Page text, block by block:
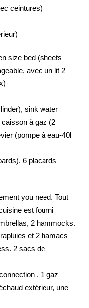
ceintures)
size bed (sheets
avec un lit 2
sink water
caisson à gaz (2
(pompe à eau-40l
6 placards
you need. Tout
est fourni
2 hammocks.
et 2 hamacs
2 sacs de
. 1 gaz
extérieur, une